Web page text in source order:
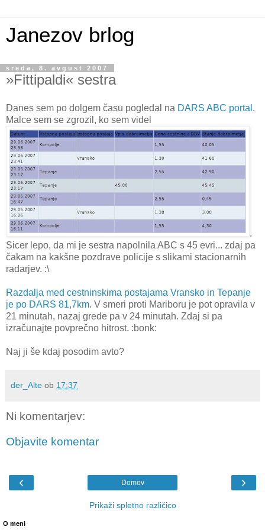
Janezov brlog
sreda, 8. avgust 2007
»Fittipaldi« sestra
Danes sem po dolgem času pogledal na DARS ABC portal .
Malce sem se zgrozil, ko sem videl
.
Sicer lepo, da mi je sestra napolnila ABC s 45 evri... zdaj pa
čakam na kakšne pozdrave policije s slikami stacionarnih
radarjev. :\
Razdalja med cestninskima postajama Vransko in Tepanje
je po DARS 81,7km. V smeri proti Mariboru je pot opravila v
21 minutah, nazaj grede pa v 24 minutah. Zdaj si pa
izračunajte povprečno hitrost. :bonk:
Naj ji še kdaj posodim avto?
der_Alte ob 17:37
Ni komentarjev:
Objavite komentar
‹ ›
Domov
Prikaži spletno različico
O meni